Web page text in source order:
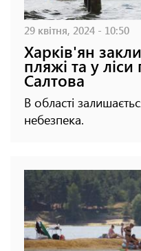
29 квітня, 2024 - 10:50
Харків'ян
пляжі та у
Салтова
В області
небезпека.